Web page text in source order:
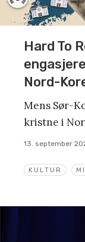
KULTUR
Hard To
Nord-
Mens Sør-
kristne i
13. september